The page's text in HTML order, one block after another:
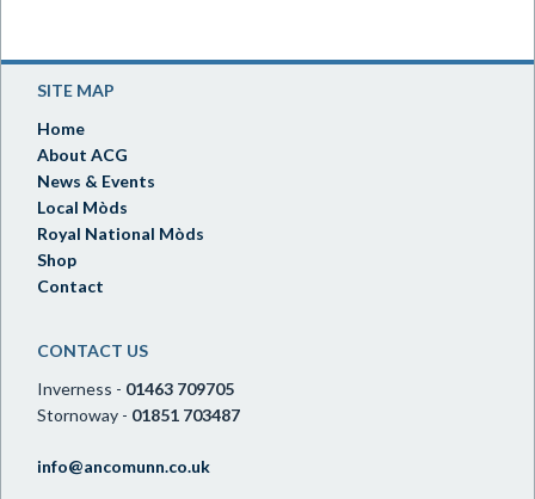
SITE MAP
Home
About ACG
News & Events
Local Mòds
Royal National Mòds
Shop
Contact
CONTACT US
Inverness - 01463 709705
Stornoway - 01851 703487
info@ancomunn.co.uk